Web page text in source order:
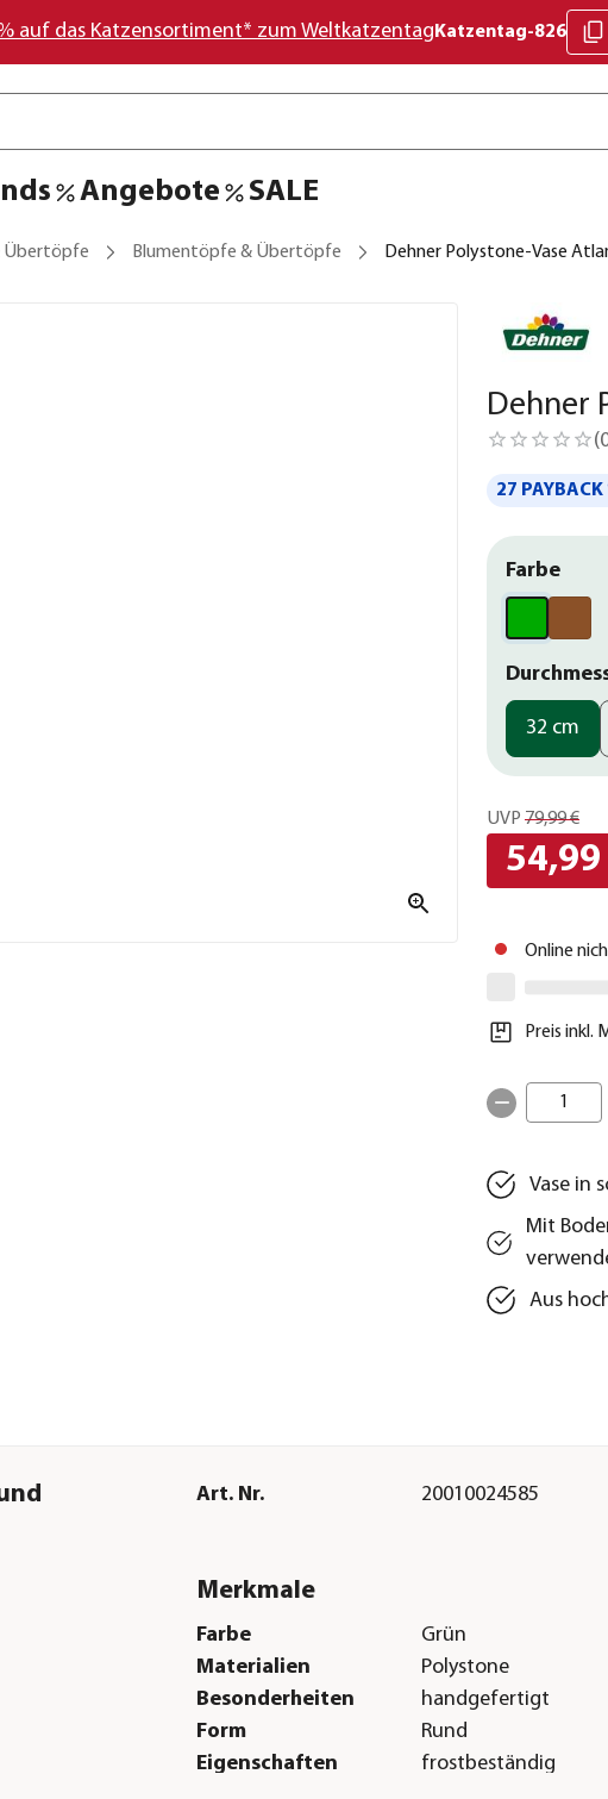
auf das Katzensortiment* zum Weltkatzentag Katzentag-826
Angebote SALE
Übertöpfe Blumentöpfe & Übertöpfe Dehner Polystone-Vase
Dehner
(
27
Farbe
32 cm
UVP 79,99 €
54,99
Online
Preis inkl.
1
Vase in
Mit
Aus
Art. Nr. 20010024585
Merkmale
Farbe
Grün
Materialien
Polystone
Besonderheiten
handgefertigt
Form
Rund
Eigenschaften
frostbeständig